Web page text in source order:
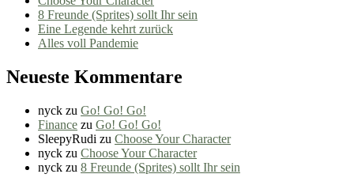
8 Freunde (Sprites) sollt Ihr sein
Eine Legende kehrt zurück
Alles voll Pandemie
Neueste Kommentare
nyck zu Go! Go! Go!
Finance zu Go! Go! Go!
SleepyRudi zu Choose Your Character
nyck zu Choose Your Character
nyck zu 8 Freunde (Sprites) sollt Ihr sein